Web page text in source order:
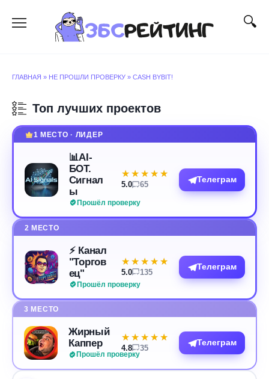
содержанию
ГЛАВНАЯ » НЕ ПРОШЛИ ПРОВЕРКУ » CASH BYBIT!
Топ лучших проектов
1 МЕСТО · ЛИДЕР
📊AI-
БОТ.
Сигнал
ы
Прошёл проверку
★★★★★
★★★★★
5.0 65
Телеграм
2 МЕСТО
⚡️ Канал
"Торгов
ец"
Прошёл проверку
★★★★★
★★★★★
5.0 135
Телеграм
3 МЕСТО
Жирный
Каппер
Прошёл проверку
★★★★★
★★★★★
4.8 35
Телеграм